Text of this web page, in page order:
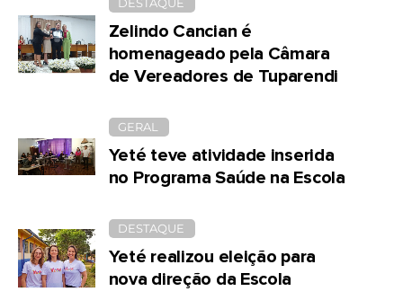
Zelindo Cancian é
homenageado pela Câmara
de Vereadores de Tuparendi
GERAL
Yeté teve atividade inserida
no Programa Saúde na Escola
DESTAQUE
Yeté realizou eleição para
nova direção da Escola